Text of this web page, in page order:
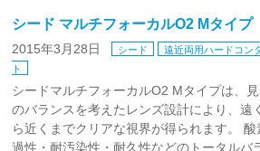
シード マルチフォーカルO2 Mタイプ
2015年3月28日 シード
遠近両用ハードコン
ト
シードマルチフォーカルO2 Mタイプは、
のバランスを考えたレンズ設計により、遠
ら近くまでクリアな視界が得られます。 酸
過性・耐汚染性・耐久性などのトータルバ